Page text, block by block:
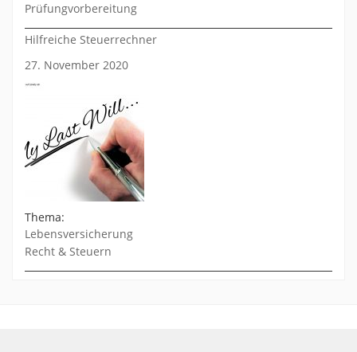
Prüfungvorbereitung
Hilfreiche Steuerrechner
27. November 2020
Thema:
Lebensversicherung
Recht & Steuern